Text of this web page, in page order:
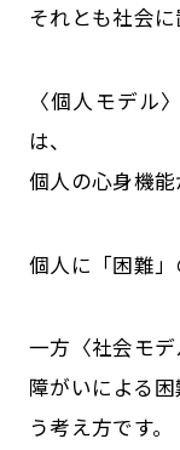
それとも社会に
〈個人モデル
は、
個人の心身機能
個人に「困難」
一方〈社会モデ
障がいによる
う考え方です。